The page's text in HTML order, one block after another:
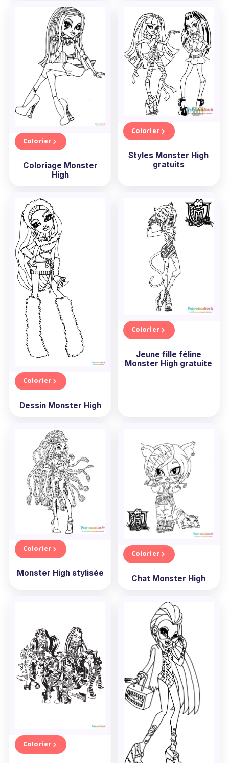
Colorier
Coloriage Monster
High
Colorier
Styles Monster High
gratuits
Colorier
Dessin Monster High
Colorier
Jeune fille féline
Monster High gratuite
Colorier
Monster High stylisée
Colorier
Chat Monster High
Colorier